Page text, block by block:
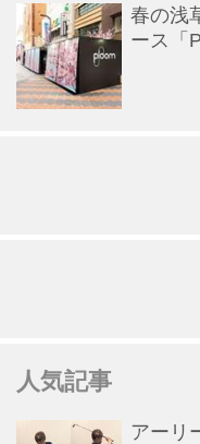
春の浅
ース「
人気記事
アーリ